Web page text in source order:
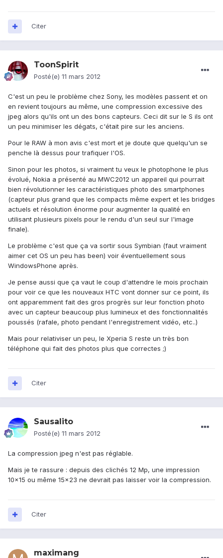
Citer
ToonSpirit
Posté(e) 11 mars 2012
C'est un peu le problème chez Sony, les modèles passent et on
en revient toujours au même, une compression excessive des
jpeg alors qu'ils ont un des bons capteurs. Ceci dit sur le S ils ont
un peu minimiser les dégats, c'était pire sur les anciens.
Pour le RAW à mon avis c'est mort et je doute que quelqu'un se
penche là dessus pour trafiquer l'OS.
Sinon pour les photos, si vraiment tu veux le photophone le plus
évolué, Nokia a présenté au MWC2012 un appareil qui pourrait
bien révolutionner les caractéristiques photo des smartphones
(capteur plus grand que les compacts même expert et les bridges
actuels et résolution énorme pour augmenter la qualité en
utilisant plusieurs pixels pour le rendu d'un seul sur l'image
finale).
Le problème c'est que ça va sortir sous Symbian (faut vraiment
aimer cet OS un peu has been) voir éventuellement sous
WindowsPhone après.
Je pense aussi que ça vaut le coup d'attendre le mois prochain
pour voir ce que les nouveaux HTC vont donner sur ce point, ils
ont apparemment fait des gros progrès sur leur fonction photo
avec un capteur beaucoup plus lumineux et des fonctionnalités
poussés (rafale, photo pendant l'enregistrement vidéo, etc..)
Mais pour relativiser un peu, le Xperia S reste un très bon
téléphone qui fait des photos plus que correctes ;)
Citer
Sausalito
Posté(e) 11 mars 2012
La compression jpeg n'est pas réglable.
Mais je te rassure : depuis des clichés 12 Mp, une impression
10x15 ou même 15x23 ne devrait pas laisser voir la compression.
Citer
maximang